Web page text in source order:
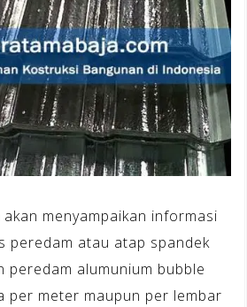
menyampaikan informasi
peredam atau atap spandek
peredam alumunium bubble
per meter maupun per lembar